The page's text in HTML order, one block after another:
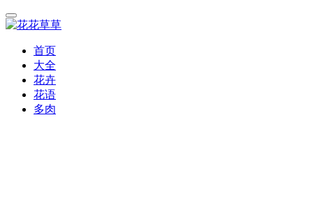
首页
大全
花卉
花语
多肉